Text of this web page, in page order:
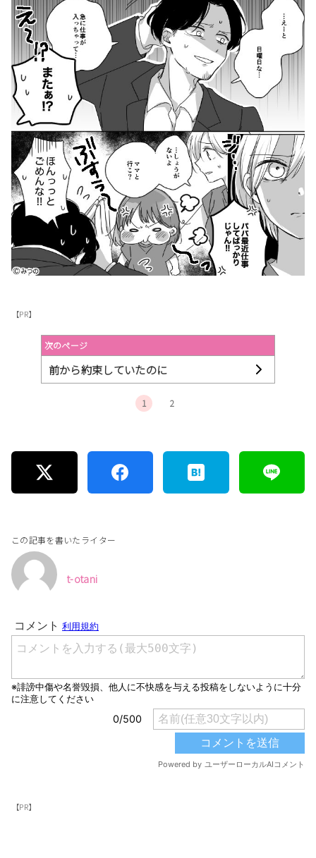
【PR】
次のページ
前から約束していたのに
1 2
この記事を書いたライター
t-otani
【PR】